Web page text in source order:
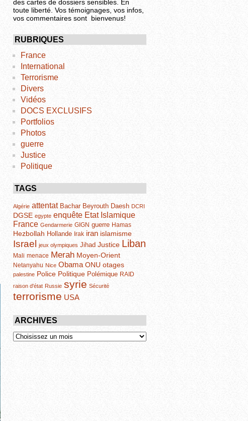
des cartes de dossiers sensibles. En
toute liberté. Vos témoignages, vos infos,
vos commentaires sont bienvenus!
RUBRIQUES
France
International
Terrorisme
Divers
Vidéos
DOCS EXCLUSIFS
Portfolios
Photos
guerre
Justice
Politique
TAGS
Algérie attentat Bachar Beyrouth Daesh DCRI
DGSE egypte enquête Etat Islamique
France Gendarmerie GIGN guerre Hamas
Hezbollah Hollande Irak iran islamisme
Israel jeux olympiques Jihad Justice Liban
Mali menace Merah Moyen-Orient
Netanyahu Nice Obama ONU otages
palestine Police Politique Polémique RAID
raison d'état Russie syrie Sécurité
terrorisme USA
ARCHIVES